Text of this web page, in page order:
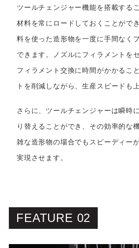
ツールチェンジャー機能を搭載する
材料を常にロードしておくことがで
料を使った造形物を一度に手間なく
できます。ノズルにフィラメントを
フィラメント交換に時間がかかるこ
トを削減しながら、生産スピードも
さらに、ツールチェンジャーは瞬時
り替えることができ、その効率的な
雑な造形物の場合でもスピーディー
実現させます。
FEATURE 02